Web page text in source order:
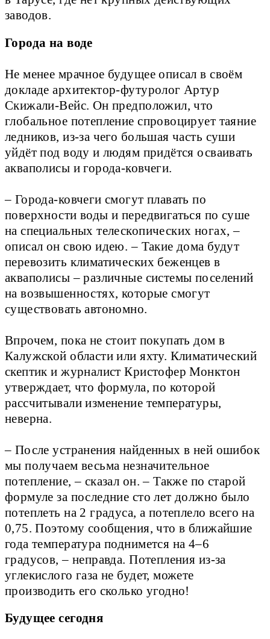
заводов.
Города на воде
Не менее мрачное будущее описал в своём
докладе архитектор-футуролог Артур
Скижали-Вейс. Он предположил, что
глобальное потепление спровоцирует таяние
ледников, из-за чего большая часть суши
уйдёт под воду и людям придётся осваивать
акваполисы и города-ковчеги.
– Города-ковчеги смогут плавать по
поверхности воды и передвигаться по суше
на специальных телескопических ногах, –
описал он свою идею. – Такие дома будут
перевозить климатических беженцев в
акваполисы – различные системы поселений
на возвышенностях, которые смогут
существовать автономно.
Впрочем, пока не стоит покупать дом в
Калужской области или яхту. Климатический
скептик и журналист Кристофер Монктон
утверждает, что формула, по которой
рассчитывали изменение температуры,
неверна.
– После устранения найденных в ней ошибок
мы получаем весьма незначительное
потепление, – сказал он. – Также по старой
формуле за последние сто лет должно было
потеплеть на 2 градуса, а потеплело всего на
0,75. Поэтому сообщения, что в ближайшие
года температура поднимется на 4–6
градусов, – неправда. Потепления из-за
углекислого газа не будет, можете
производить его сколько угодно!
Будущее сегодня